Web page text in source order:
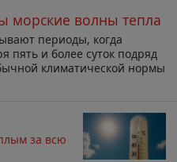
морские волны тепла
периоды, когда
пять и более суток подряд
климатической нормы
за всю